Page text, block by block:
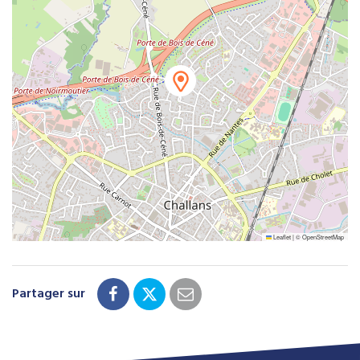
Leaflet|©OpenStreetMap
Partager sur